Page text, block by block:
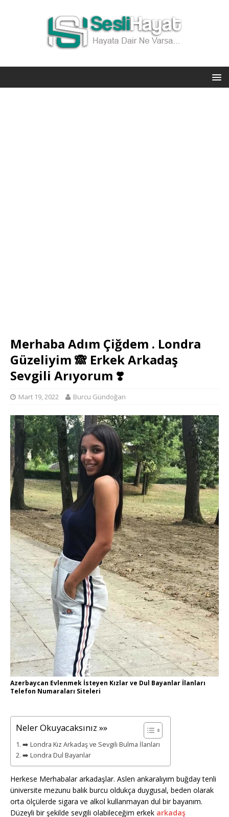
Merhaba Adım Çiğdem . Londra
Güzeliyim 🙈 Erkek Arkadaş
Sevgili Arıyorum ❣️
Mart 19, 2022 Burcu Gündoğan
Azerbaycan Evlenmek İsteyen Kızlar ve Dul Bayanlar İlanları
Telefon Numaraları Siteleri
Neler Okuyacaksınız »»
➡️ Londra Kız Arkadaş ve Sevgili Bulma İlanları
➡️ Londra Dul Bayanlar
Herkese Merhabalar arkadaşlar. Aslen ankaralıyım buğday tenli
üniversite mezunu balık burcu oldukça duygusal, beden olarak
orta ölçülerde sigara ve alkol kullanmayan dul bir bayanım.
Düzeyli bir şekilde sevgili olabileceğim erkek arkadaş